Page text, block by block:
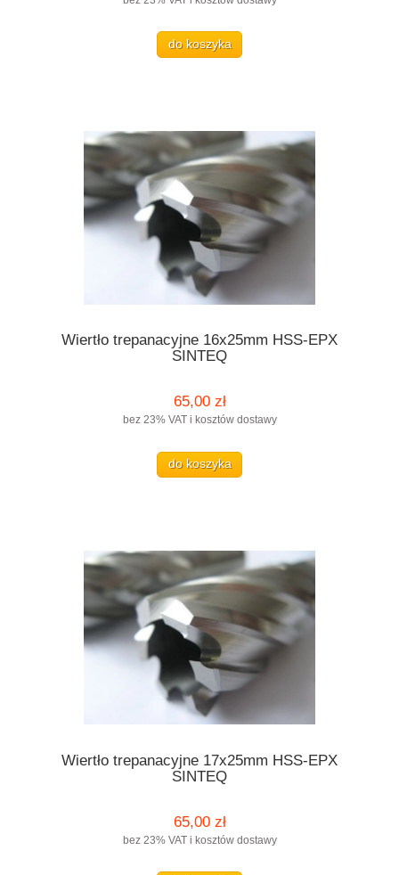
do koszyka
Wiertło trepanacyjne 16x25mm HSS-EPX
SINTEQ
65,00 zł
bez 23% VAT i kosztów dostawy
do koszyka
Wiertło trepanacyjne 17x25mm HSS-EPX
SINTEQ
65,00 zł
bez 23% VAT i kosztów dostawy